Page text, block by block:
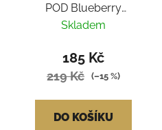
POD Blueberry
Raspberry 2ks
Skladem
185 Kč
219 Kč (–15 %)
DO KOŠÍKU